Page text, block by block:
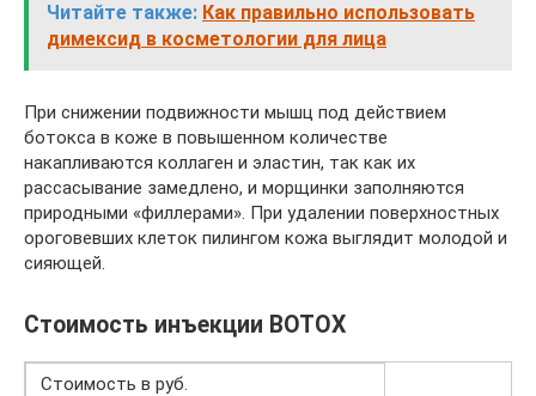
Читайте также: Как правильно использовать
димексид в косметологии для лица
При снижении подвижности мышц под действием
ботокса в коже в повышенном количестве
накапливаются коллаген и эластин, так как их
рассасывание замедлено, и морщинки заполняются
природными «филлерами». При удалении поверхностных
ороговевших клеток пилингом кожа выглядит молодой и
сияющей.
Стоимость инъекции BOTOX
Стоимость в руб.